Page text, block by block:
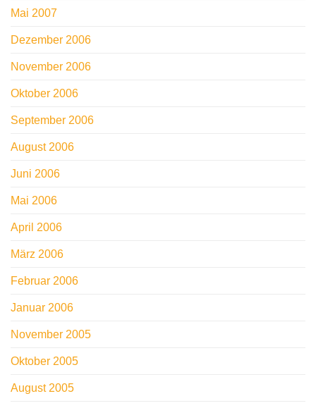
Mai 2007
Dezember 2006
November 2006
Oktober 2006
September 2006
August 2006
Juni 2006
Mai 2006
April 2006
März 2006
Februar 2006
Januar 2006
November 2005
Oktober 2005
August 2005